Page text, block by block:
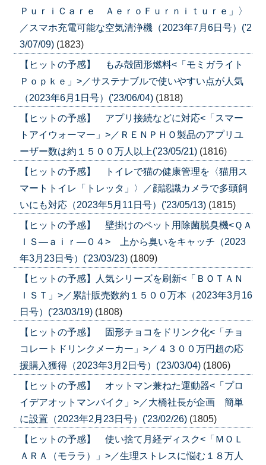
ＰｕｒｉＣａｒｅ ＡｅｒｏＦｕｒｎｉｔｕｒｅ」〉
／スマホ充電可能な空気清浄機（2023年7月6日号）('2
3/07/09) (1823)
【ヒットの予感】 もみ殻固形燃料<「モミガライト
Ｐｏｐｋｅ」>／サステナブルで使いやすい点が人気
（2023年6月1日号）('23/06/04) (1818)
【ヒットの予感】 アプリ接続などに対応<「スマー
トアイウォーマー」>／ＲＥＮＰＨＯ製品のアプリユ
ーザー数は約１５００万人以上('23/05/21) (1816)
【ヒットの予感】 トイレで猫の健康管理を〈猫用ス
マートトイレ「トレッタ」〉／顔認識カメラで多頭飼
いにも対応（2023年5月11日号）('23/05/13) (1815)
【ヒットの予感】 壁掛けのペット用除菌脱臭機<ＱＡ
ＩＳ―ａｉｒ―０４> 上から臭いをキャッチ（2023
年3月23日号）('23/03/23) (1809)
【ヒットの予感】人気シリーズを刷新<「ＢＯＴＡＮ
ＩＳＴ」>／累計販売数約１５００万本（2023年3月16
日号）('23/03/19) (1808)
【ヒットの予感】 固形チョコをドリンク化<「チョ
コレートドリンクメーカー」>／４３００万円超の応
援購入獲得（2023年3月2日号）('23/03/04) (1806)
【ヒットの予感】 オットマン兼ねた運動器<「プロ
イデアオットマンバイク」>／大橋社長が企画 簡単
に設置（2023年2月23日号）('23/02/26) (1805)
【ヒットの予感】 使い捨て月経ディスク<「ＭＯＬ
ＡＲＡ（モララ）」>／生理ストレスに悩む１８万人